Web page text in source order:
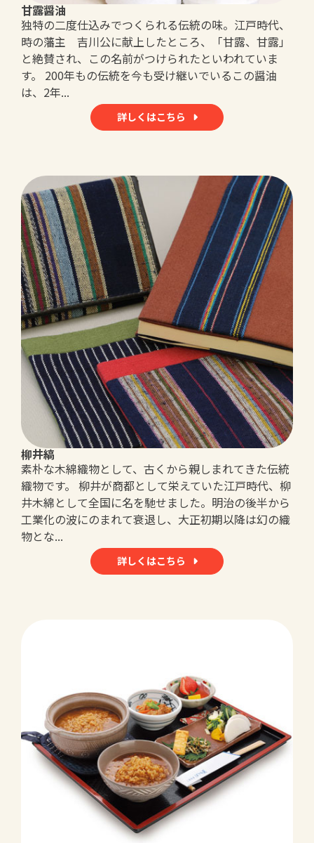
甘露醤油
独特の二度仕込みでつくられる伝統の味。江戸時代、
時の藩主 吉川公に献上したところ、「甘露、甘露」
と絶賛され、この名前がつけられたといわれていま
す。 200年もの伝統を今も受け継いでいるこの醤油
は、2年...
詳しくはこちら
柳井縞
素朴な木綿織物として、古くから親しまれてきた伝統
織物です。 柳井が商都として栄えていた江戸時代、柳
井木綿として全国に名を馳せました。明治の後半から
工業化の波にのまれて衰退し、大正初期以降は幻の織
物とな...
詳しくはこちら